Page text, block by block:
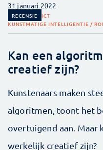
31 januari 2022
RECENSIE ICT
KUNSTMATIGE INTELLIGENTIE /
Kan een
creatief zijn?
Kunstenaars maken
algoritmen, toont het
overtuigend aan. Maar
werkelijk creatief zijn?